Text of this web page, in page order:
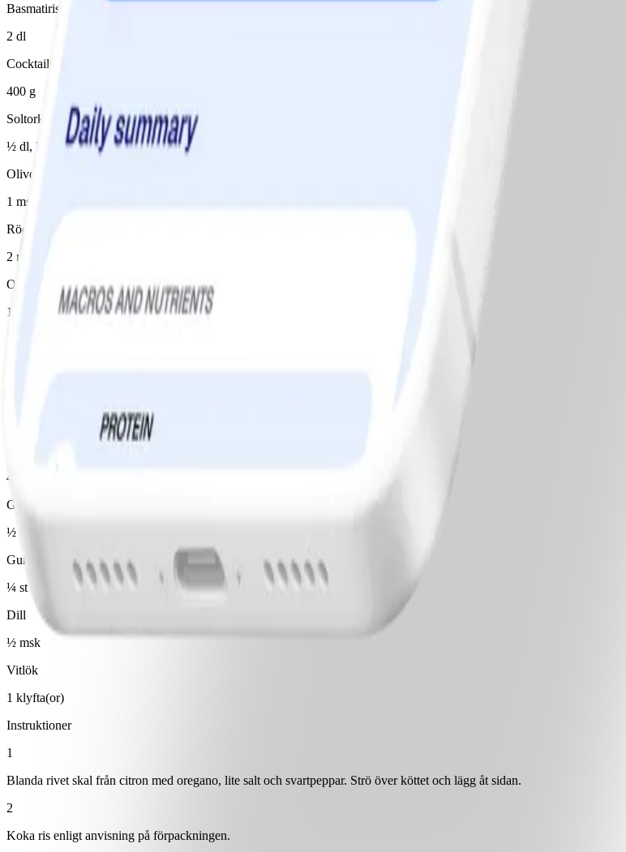
Basmatiris okokt (100% fullkorn)
2 dl
Cocktailtomater
400 g
Soltorkade tomater i olja, avrunna
½ dl, hackad/hackat
Olivolja
1 msk, från tomaterna
Rödvinsvinäger
2 msk
Oregano
1 msk
40 g
Grekisk yoghurt 0%
½ dl
Gurka
¼ st
Dill
½ msk
Vitlök
1 klyfta(or)
Instruktioner
1
Blanda rivet skal från citron med oregano, lite salt och svartpeppar. Strö över köttet och lägg åt sidan.
2
Koka ris enligt anvisning på förpackningen.